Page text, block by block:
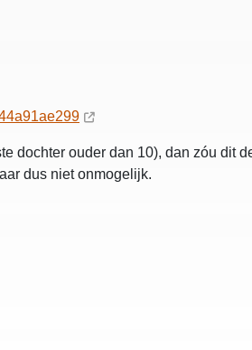
dochter ouder dan 10), dan zóu dit
dus niet onmogelijk.